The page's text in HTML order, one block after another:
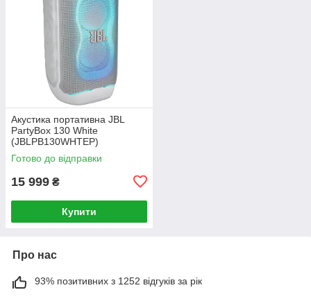
Акустика портативна JBL
PartyBox 130 White
(JBLPB130WHTEP)
Готово до відправки
15 999 ₴
Купити
Про нас
93% позитивних з 1252 відгуків за рік